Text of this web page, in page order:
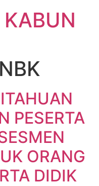
PESERTA
ORANG
DIDIK